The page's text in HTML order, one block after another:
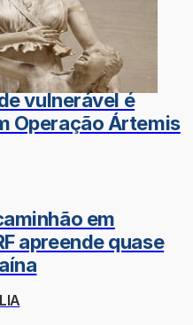
vulnerável é
Operação Ártemis
em
apreende quase